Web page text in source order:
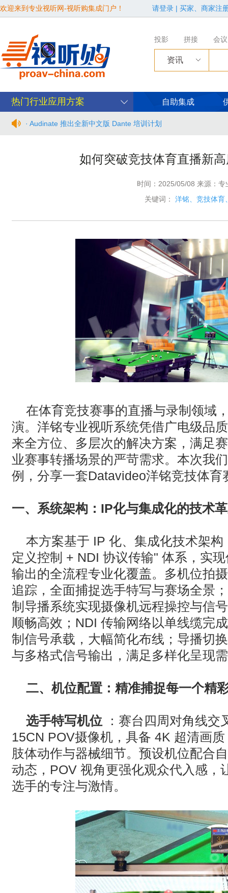
欢迎来到专业视听网-视听购集成门户！ 请登录 | 买家、商家注
投影 拼接 会议
资讯
热门行业应用方案 自助集成
· Audinate 推出全新中文版 Dante 培训计划
· 年度必赴约！9月15-17日，闻信第28届广告新科技上海秋交
· AVONIC摄像机 × Bosch DICENTIS会议系统保障二十国央行
· 松下投影机赋能LYMB.iO的MultiBall系统，打造新一代体育与
如何突破竞技体育直播新
时间：2025/05/08 来源：专
关键词：
洋铭、竞技体育
在体育竞技赛事的直播与录制领域
演。洋铭专业视听系统凭借广电级品
来全方位、多层次的解决方案，满足
业赛事转播场景的严苛需求。本次我
例，分享一套Datavideo洋铭竞技体育
一、 系统架构： IP化与集成化的技术
本方案基于 IP 化、集成化技术架构
定义控制 + NDI 协议传输" 体系，实
输出的全流程专业化覆盖。多机位拍
追踪，全面捕捉选手特写与赛场全景
制导播系统实现摄像机远程操控与信
顺畅高效； NDI 传输网络以单线缆完
制信号承载，大幅简化布线；导播切
与多格式信号输出，满足多样化呈现
二、机位配置：精准捕捉每一个精
选手特写机位
：赛台四周对角线交
15CN POV摄像机，具备 4K 超清画
肢体动作与器械细节。预设机位配合
动态， POV 视角更强化观众代入感，
选手的专注与激情。